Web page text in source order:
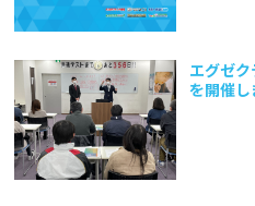
エグゼ
を開催し